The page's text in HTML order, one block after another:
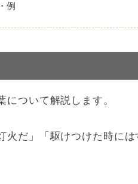
例
について解説します。
火だ」「駆けつけた時に